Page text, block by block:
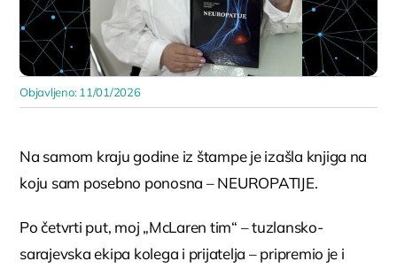
Objavljeno: 11/01/2026
Na samom kraju godine iz štampe je izašla knjiga na
koju sam posebno ponosna – NEUROPATIJE.
Po četvrti put, moj „McLaren tim“ – tuzlansko-
sarajevska ekipa kolega i prijatelja – pripremio je i